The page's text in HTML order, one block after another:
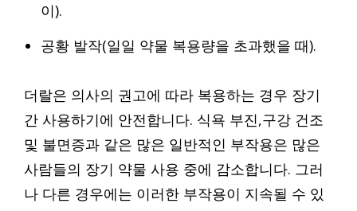
이).
공황 발작(일일 약물 복용량을 초과했을 때).
더랄은 의사의 권고에 따라 복용하는 경우 장기
간 사용하기에 안전합니다. 식욕 부진,구강 건조
및 불면증과 같은 많은 일반적인 부작용은 많은
사람들의 장기 약물 사용 중에 감소합니다. 그러
나 다른 경우에는 이러한 부작용이 지속될 수 있